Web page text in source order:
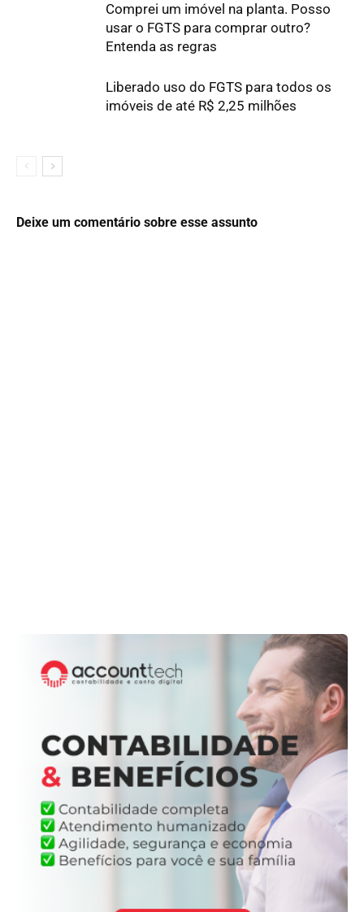
Comprei um imóvel na planta. Posso
usar o FGTS para comprar outro?
Entenda as regras
Liberado uso do FGTS para todos os
imóveis de até R$ 2,25 milhões
Deixe um comentário sobre esse assunto